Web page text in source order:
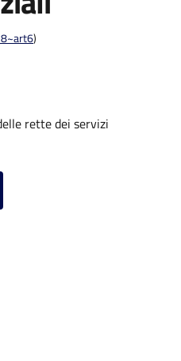
)
rette dei servizi